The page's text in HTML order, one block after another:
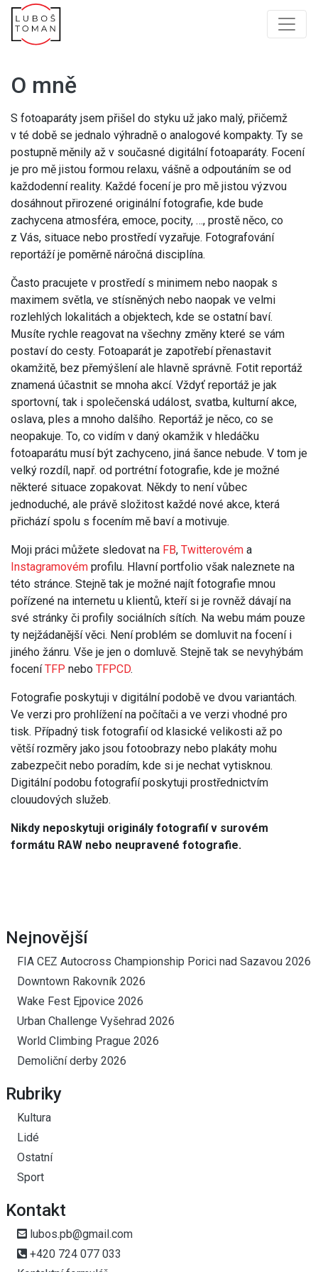
O mně
S fotoaparáty jsem přišel do styku už jako malý, přičemž
v té době se jednalo výhradně o analogové kompakty. Ty se
postupně měnily až v současné digitální fotoaparáty. Focení
je pro mě jistou formou relaxu, vášně a odpoutáním se od
každodenní reality. Každé focení je pro mě jistou výzvou
dosáhnout přirozené originální fotografie, kde bude
zachycena atmosféra, emoce, pocity, …, prostě něco, co
z Vás, situace nebo prostředí vyzařuje. Fotografování
reportáží je poměrně náročná disciplína.
Často pracujete v prostředí s minimem nebo naopak s
maximem světla, ve stísněných nebo naopak ve velmi
rozlehlých lokalitách a objektech, kde se ostatní baví.
Musíte rychle reagovat na všechny změny které se vám
postaví do cesty. Fotoaparát je zapotřebí přenastavit
okamžitě, bez přemýšlení ale hlavně správně. Fotit reportáž
znamená účastnit se mnoha akcí. Vždyť reportáž je jak
sportovní, tak i společenská událost, svatba, kulturní akce,
oslava, ples a mnoho dalšího. Reportáž je něco, co se
neopakuje. To, co vidím v daný okamžik v hledáčku
fotoaparátu musí být zachyceno, jiná šance nebude. V tom je
velký rozdíl, např. od portrétní fotografie, kde je možné
některé situace zopakovat. Někdy to není vůbec
jednoduché, ale právě složitost každé nové akce, která
přichází spolu s focením mě baví a motivuje.
Moji práci můžete sledovat na FB, Twitterovém a
Instagramovém profilu. Hlavní portfolio však naleznete na
této stránce. Stejně tak je možné najít fotografie mnou
pořízené na internetu u klientů, kteří si je rovněž dávají na
své stránky či profily sociálních sítích. Na webu mám pouze
ty nejžádanější věci. Není problém se domluvit na focení i
jiného žánru. Vše je jen o domluvě. Stejně tak se nevyhýbám
foceníTFP nebo TFPCD.
Fotografie poskytuji v digitální podobě ve dvou variantách.
Ve verzi pro prohlížení na počítači a ve verzi vhodné pro
tisk. Případný tisk fotografií od klasické velikosti až po
větší rozměry jako jsou fotoobrazy nebo plakáty mohu
zabezpečit nebo poradím, kde si je nechat vytisknou.
Digitální podobu fotografií poskytuji prostřednictvím
clouudových služeb.
Nikdy neposkytuji originály fotografií v surovém
formátu RAW nebo neupravené fotografie.
Nejnovější
FIA CEZ Autocross Championship Porici nad Sazavou 2026
Downtown Rakovník 2026
Wake Fest Ejpovice 2026
Urban Challenge Vyšehrad 2026
World Climbing Prague 2026
Demoliční derby 2026
Rubriky
Kultura
Lidé
Ostatní
Sport
Kontakt
lubos.pb@gmail.com
+420 724 077 033